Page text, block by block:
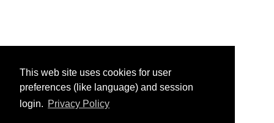
This web site uses cookies for user
preferences (like language) and session
login. Privacy Policy